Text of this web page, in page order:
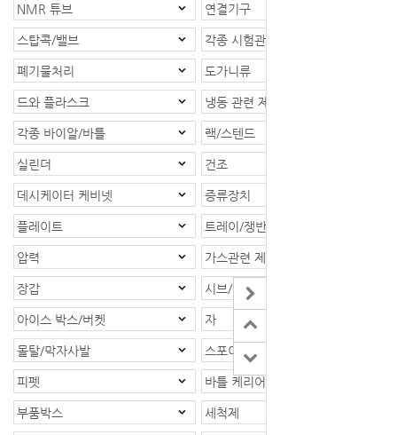
NMR 튜브 연결기구
스탑콕/밸브 각종 시험관
폐기물처리 도가니류
드와 플라스크 냉동 관련 제품
각종 바이알/바틀 랙/스텐드
실린더 건조
데시케이터 케비넷 증류장치
플레이트 트레이/쟁반
압력 가스관련 제품
장갑 시브/체
아이스 박스/버켓 자
몰탈/막자사발 스포이드
피펫 바틀 케리어/바틀랙
부품박스 세척제